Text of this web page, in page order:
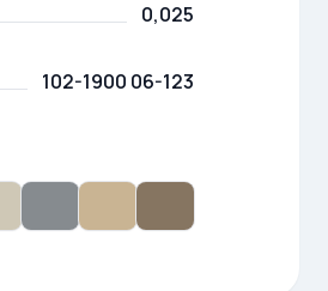
0,025
102-1900 06-123